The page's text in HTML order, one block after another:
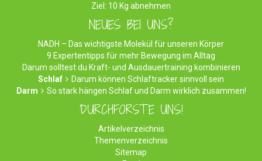
Ziel: 10 Kg abnehmen
NEUES BEI UNS?
NADH – Das wichtigste Molekül für unseren Körper
9 Expertentipps für mehr Bewegung im Alltag
Darum solltest du Kraft- und Ausdauertraining kombinieren
Schlaf
Darum können Schlaftracker sinnvoll sein
Darm
So stark hängen Schlaf und Darm wirklich zusammen!
DURCHFORSTE UNS!
Artikelverzeichnis
Themenverzeichnis
Sitemap